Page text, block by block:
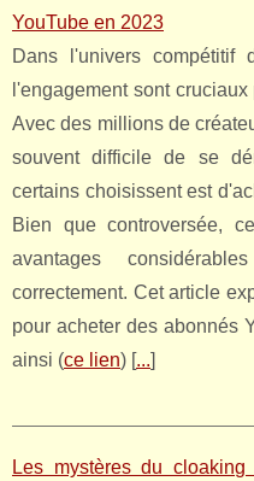
YouTube en 2023
Dans l'univers compétitif
l'engagement sont
Avec des millions de
souvent difficile de se
certains choisissent est
Bien que controversée,
avantages
correctement. Cet article
pour acheter des abonnés
ainsi (ce lien) [...]
Les mystères du